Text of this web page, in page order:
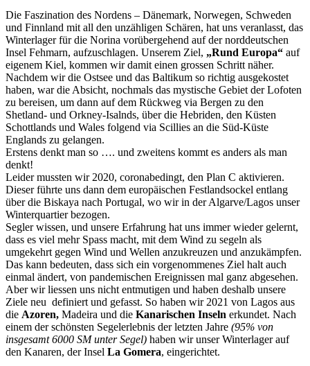
Die Faszination des Nordens – Dänemark, Norwegen, Schweden
und Finnland mit all den unzähligen Schären, hat uns veranlasst, das
Winterlager für die Norina vorübergehend auf der norddeutschen
Insel Fehmarn, aufzuschlagen. Unserem Ziel, „Rund Europa“ auf
eigenem Kiel, kommen wir damit einen grossen Schritt näher.
Nachdem wir die Ostsee und das Baltikum so richtig ausgekostet
haben, war die Absicht, nochmals das mystische Gebiet der Lofoten
zu bereisen, um dann auf dem Rückweg via Bergen zu den
Shetland- und Orkney-Isalnds, über die Hebriden, den Küsten
Schottlands und Wales folgend via Scillies an die Süd-Küste
Englands zu gelangen.
Erstens denkt man so …. und zweitens kommt es anders als man
denkt!
Leider mussten wir 2020, coronabedingt, den Plan C aktivieren.
Dieser führte uns dann dem europäischen Festlandsockel entlang
über die Biskaya nach Portugal, wo wir in der Algarve/Lagos unser
Winterquartier bezogen.
Segler wissen, und unsere Erfahrung hat uns immer wieder gelernt,
dass es viel mehr Spass macht, mit dem Wind zu segeln als
umgekehrt gegen Wind und Wellen anzukreuzen und anzukämpfen.
Das kann bedeuten, dass sich ein vorgenommenes Ziel halt auch
einmal ändert, von pandemischen Ereignissen mal ganz abgesehen.
Aber wir liessen uns nicht entmutigen und haben deshalb unsere
Ziele neu definiert und gefasst. So haben wir 2021 von Lagos aus
die Azoren, Madeira und die Kanarischen Inseln erkundet. Nach
einem der schönsten Segelerlebnis der letzten Jahre (95% von
insgesamt 6000 SM unter Segel) haben wir unser Winterlager auf
den Kanaren, der Insel La Gomera, eingerichtet.